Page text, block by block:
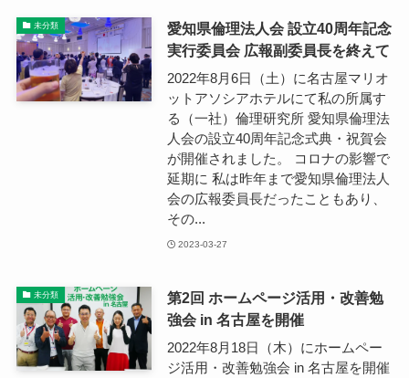
未分類
愛知県倫理法人会 設立40周年記念
実行委員会 広報副委員長を終えて
2022年8月6日（土）に名古屋マリオ
ットアソシアホテルにて私の所属す
る（一社）倫理研究所 愛知県倫理法
人会の設立40周年記念式典・祝賀会
が開催されました。 コロナの影響で
延期に 私は昨年まで愛知県倫理法人
会の広報委員長だったこともあり、
その...
2023-03-27
未分類
第2回 ホームページ活用・改善勉
強会 in 名古屋を開催
2022年8月18日（木）にホームペー
ジ活用・改善勉強会 in 名古屋を開催